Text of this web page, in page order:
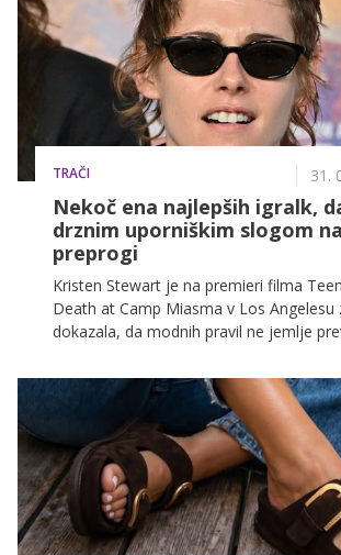
TRAČI 31.
Nekoč ena najlepših igralk,
drznim uporniškim slogom
preprogi
Kristen Stewart je na premieri filma
Death at Camp Miasma v Los Angelesu
dokazala, da modnih pravil ne jemlje
pritegnila pozornost fotografov in
odzive na družbenih omrežjih.